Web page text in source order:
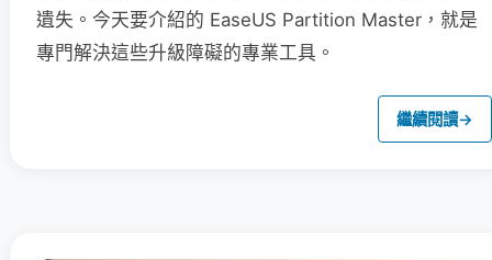
遺失。今天要介紹的 EaseUS Partition Master，就是
專門解決這些升級障礙的專業工具。
繼續閱讀→